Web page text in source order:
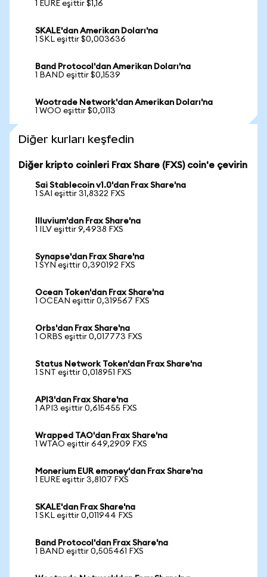
1 EURE eşittir $1,16
SKALE'dan Amerikan Doları'na
1 SKL eşittir $0,003636
Band Protocol'dan Amerikan Doları'na
1 BAND eşittir $0,1539
Wootrade Network'dan Amerikan Doları'na
1 WOO eşittir $0,0113
Diğer kurları keşfedin
Diğer kripto coinleri Frax Share (FXS) coin'e çevirin
Sai Stablecoin v1.0'dan Frax Share'na
1 SAI eşittir 31,8322 FXS
Illuvium'dan Frax Share'na
1 ILV eşittir 9,4938 FXS
Synapse'dan Frax Share'na
1 SYN eşittir 0,390192 FXS
Ocean Token'dan Frax Share'na
1 OCEAN eşittir 0,319567 FXS
Orbs'dan Frax Share'na
1 ORBS eşittir 0,017773 FXS
Status Network Token'dan Frax Share'na
1 SNT eşittir 0,018951 FXS
API3'dan Frax Share'na
1 API3 eşittir 0,615455 FXS
Wrapped TAO'dan Frax Share'na
1 WTAO eşittir 649,2909 FXS
Monerium EUR emoney'dan Frax Share'na
1 EURE eşittir 3,8107 FXS
SKALE'dan Frax Share'na
1 SKL eşittir 0,011944 FXS
Band Protocol'dan Frax Share'na
1 BAND eşittir 0,505461 FXS